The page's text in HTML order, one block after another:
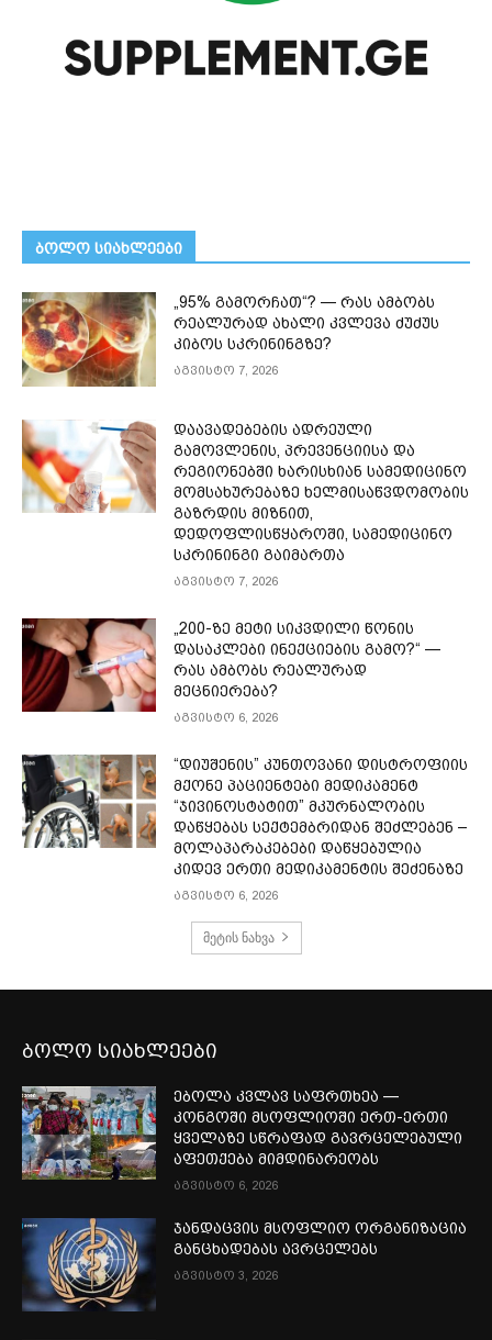
ᲑᲝᲚᲝ ᲡᲘᲐᲮᲚᲔᲔᲑᲘ
„95% გამორჩათ“? — რას ამბობს
რეალურად ახალი კვლევა ძუძუს
კიბოს სკრინინგზე?
აგვისტო 7, 2026
დაავადებების ადრეული
გამოვლენის, პრევენციისა და
რეგიონებში ხარისხიან სამედიცინო
მომსახურებაზე ხელმისაწვდომობის
გაზრდის მიზნით,
დედოფლისწყაროში, სამედიცინო
სკრინინგი გაიმართა
აგვისტო 7, 2026
„200-ზე მეტი სიკვდილი წონის
დასაკლები ინექციების გამო?“ —
რას ამბობს რეალურად
მეცნიერება?
აგვისტო 6, 2026
“დიუშენის” კუნთოვანი დისტროფიის
მქონე პაციენტები მედიკამენტ
“ჯივინოსტატით” მკურნალობის
დაწყებას სექტემბრიდან შეძლებენ –
მოლაპარაკებები დაწყებულია
კიდევ ერთი მედიკამენტის შეძენაზე
აგვისტო 6, 2026
მეტის ნახვა
ბოლო სიახლეები
ებოლა კვლავ საფრთხეა —
კონგოში მსოფლიოში ერთ-ერთი
ყველაზე სწრაფად გავრცელებული
აფეთქება მიმდინარეობს
აგვისტო 6, 2026
ჯანდაცვის მსოფლიო ორგანიზაცია
განცხადებას ავრცელებს
აგვისტო 3, 2026